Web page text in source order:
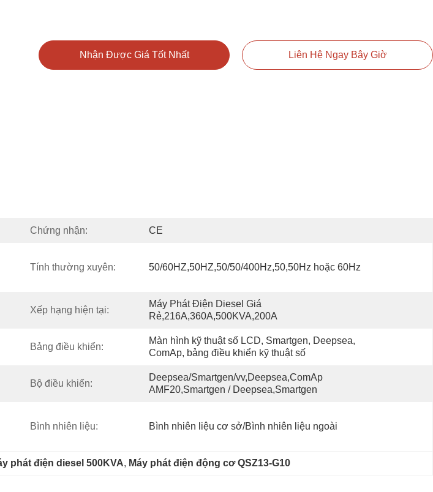
Nhận Được Giá Tốt Nhất Liên Hệ Ngay Bây Giờ
Chứng nhận: CE
Tính thường xuyên: 50/60HZ,50HZ,50/50/400Hz,50,50Hz hoặc 60Hz
Xếp hạng hiện tại:
Máy Phát Điện Diesel Giá
Rẻ,216A,360A,500KVA,200A
Bảng điều khiển:
Màn hình kỹ thuật số LCD, Smartgen, Deepsea,
ComAp, bảng điều khiển kỹ thuật số
Bộ điều khiển:
Deepsea/Smartgen/vv,Deepsea,ComAp
AMF20,Smartgen / Deepsea,Smartgen
Bình nhiên liệu: Bình nhiên liệu cơ sở/Bình nhiên liệu ngoài
phát điện diesel 500KVA, Máy phát điện động cơ QSZ13-G10